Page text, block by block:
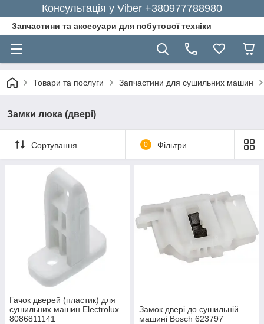
Консультація у Viber +380977788980
Запчастини та аксесуари для побутової техніки
Товари та послуги Запчастини для сушильних машин
Замки люка (двері)
Сортування 0 Фільтри
Гачок дверей (пластик) для
сушильних машин Electrolux
8086811141
Замок двері до сушильній
машині Bosch 623797